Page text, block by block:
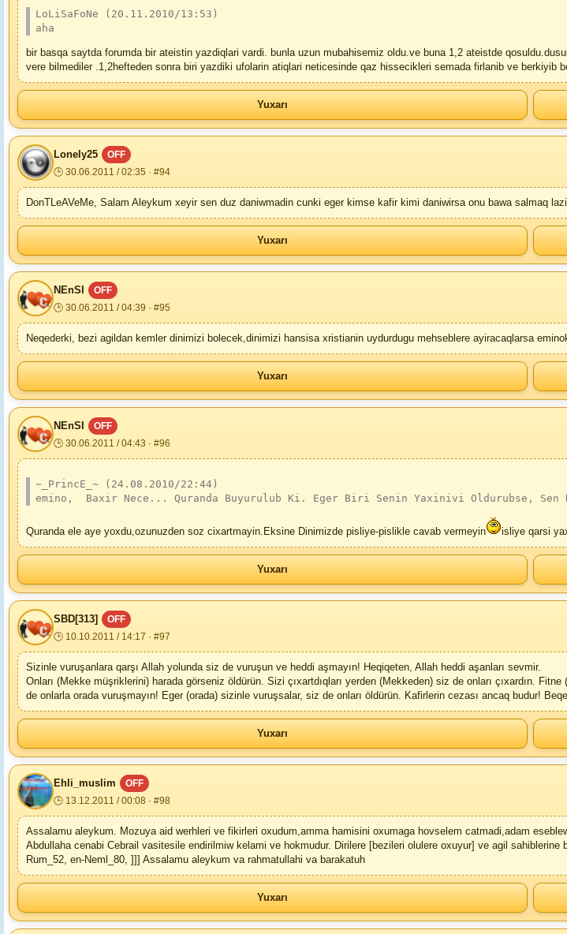
LoLiSaFoNe (20.11.2010/13:53)
aha
bir basqa saytda forumda bir ateistin yazdiqlari vardi. bunla uzun mubahisemiz oldu.ve buna 1,2 ateistde
vere bilmediler .1,2hefteden sonra biri yazdiki ufolarin atiqlari neticesinde qaz hissecikleri semada firlanib ve berkiyib
Yuxarı
Lonely25
OFF
🕒 30.06.2011 / 02:35 · #94
DonTLeAVeMe, Salam Aleykum xeyir sen duz daniwmadin cunki eger kimse kafir kimi daniwirsa onu bawa salmaq
Yuxarı
NEnSI
OFF
🕒 30.06.2011 / 04:39 · #95
Neqederki, bezi agildan kemler dinimizi bolecek,dinimizi hansisa xristianin uydurdugu mehseblere ayiracaqlarsa
Yuxarı
NEnSI
OFF
🕒 30.06.2011 / 04:43 · #96
~_PrincE_~ (24.08.2010/22:44)
emino,  Baxir Nece... Quranda Buyurulub Ki. Eger Biri Senin Yaxinivi Oldurubse,
Quranda ele aye yoxdu,ozunuzden soz cixartmayin.Eksine Dinimizde pisliye-pislikle cavab vermeyin isliye qarsi
Yuxarı
SBD[313]
OFF
🕒 10.10.2011 / 14:17 · #97
Sizinle vuruşanlara qarşı Allah yolunda siz de vuruşun ve heddi aşmayın! Heqiqeten, Allah heddi aşanları sevmir.
Onları (Mekke müşriklerini) harada görseniz öldürün. Sizi çıxartdıqları yerden (Mekkeden) siz de onları çıxardın.
de onlarla orada vuruşmayın! Eger (orada) sizinle vuruşsalar, siz de onları öldürün. Kafirlerin cezası ancaq budur!
Yuxarı
Ehli_muslim
OFF
🕒 13.12.2011 / 00:08 · #98
Assalamu aleykum. Mozuya aid werhleri ve fikirleri oxudum,amma hamisini oxumaga hovselem catmadi,adam
Abdullaha cenabi Cebrail vasitesile endirilmiw kelami ve hokmudur. Dirilere [bezileri olulere oxuyur] ve agil
Rum_52, en-Neml_80, ]]] Assalamu aleykum va rahmatullahi va barakatuh
Yuxarı